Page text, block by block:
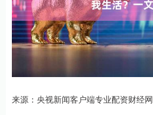
来源：央视新闻客户端专业配资财经网